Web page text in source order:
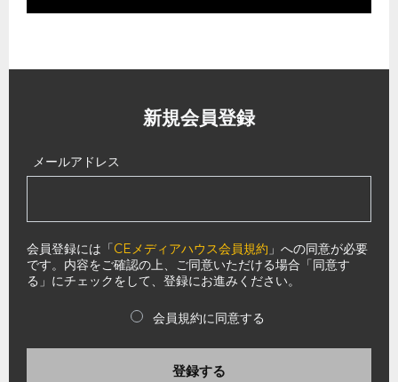
新規会員登録
メールアドレス
会員登録には「CEメディアハウス会員規約 」への同意が必要
です。内容をご確認の上、ご同意いただける場合「同意す
る」にチェックをして、登録にお進みください。
会員規約に同意する
登録する